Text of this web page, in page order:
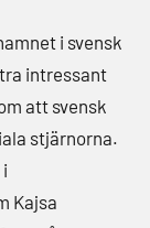
i svensk
intressant
att svensk
stjärnorna.
Kajsa